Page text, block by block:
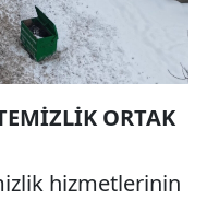
ORTAK
hizmetlerinin